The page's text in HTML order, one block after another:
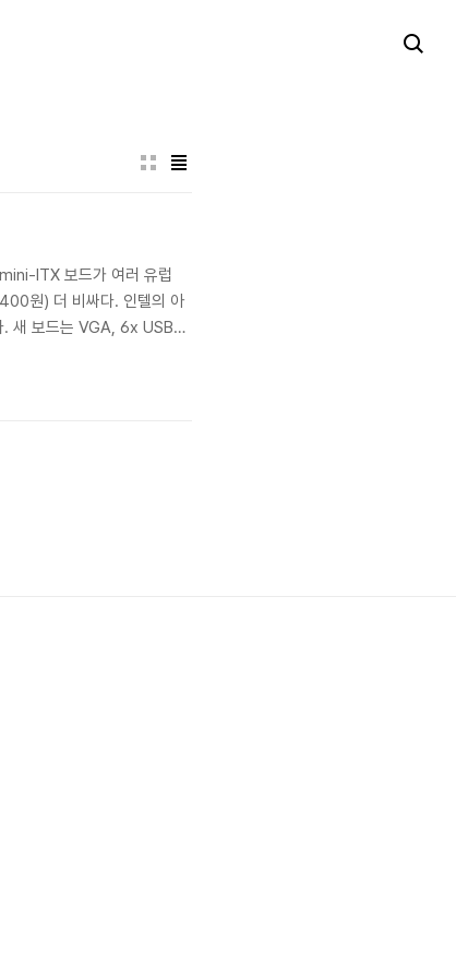
ITX 보드가 여러 유럽
원) 더 비싸다. 인텔의 아
. 새 보드는 VGA, 6x USB